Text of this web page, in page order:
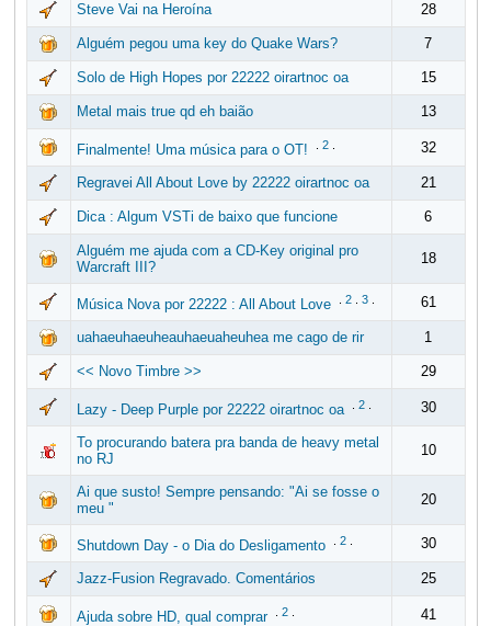
Steve Vai na Heroína 28
Alguém pegou uma key do Quake Wars? 7
Solo de High Hopes por 22222 oirartnoc oa 15
Metal mais true qd eh baião 13
Finalmente! Uma música para o OT! 2. 32
Regravei All About Love by 22222 oirartnoc oa 21
Dica : Algum VSTi de baixo que funcione 6
Alguém me ajuda com a CD-Key original pro
Warcraft III?
18
Música Nova por 22222 : All About Love 2. 3. 61
uahaeuhaeuheauhaeuaheuhea me cago de rir 1
<< Novo Timbre >> 29
Lazy - Deep Purple por 22222 oirartnoc oa 2. 30
To procurando batera pra banda de heavy metal
no RJ
10
Ai que susto! Sempre pensando: "Ai se fosse o
meu "
20
Shutdown Day - o Dia do Desligamento 2. 30
Jazz-Fusion Regravado. Comentários 25
Ajuda sobre HD, qual comprar 2. 41